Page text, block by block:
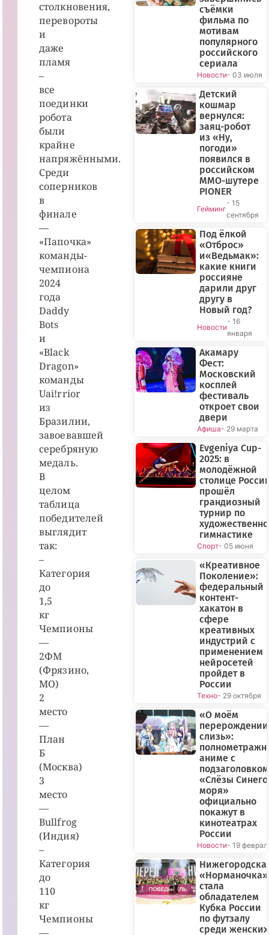
столкновения,
перевороты
и
даже
пламя
–
все
поединки
робота
были
крайне
напряжёнными.
Среди
соперников
в
финале
—
«Папочка»
команды-
чемпиона
2024
года
Daddy
Bots
и
«Black
Dragon»
команды
Uai!rrior
из
Бразилии,
завоевавшей
серебряную
медаль.
В
целом
таблица
победителей
выглядит
так:
–
Категория
до
1,5
кг
Чемпионы
—
2ФМ
(Фрязино,
МО)
2
место
—
План
Б
(Москва)
3
место
—
Bullfrog
(Индия)
–
Категория
до
110
кг
Чемпионы
съёмки
фильма по
мотивам
популярного
российского
сериала
Новости- 03 июля
Детский
кошмар
вернулся:
заяц-робот
из «Ну,
погоди»
появился в
российском
MMO-шутере
PIONER
Гейминг
- 15
сентября
Под ёлкой
«Отброс»
и«Ведьмак»:
какие книги
россияне
дарили друг
другу в
Новый год?
Новости
- 16
января
Акамару
Фест:
Московский
косплей
фестиваль
откроет свои
двери
Афиша- 29 марта
Evgeniya Cup-
2025: в
молодёжной
столице
прошёл
грандиозный
турнир по
гимнастике
Спорт- 05 июня
«Креативное
Поколение»:
федеральный
контент-
хакатон в
сфере
креативных
индустрий с
применением
нейросетей
пройдет в
России
Техно- 29 октября
«О моём
слизь»:
аниме с
подзаголовком
«Слёзы Синего
моря»
официально
покажут в
кинотеатрах
России
Новости- 19
«Норманочка»
стала
обладателем
Кубка России
по футзалу
среди женских